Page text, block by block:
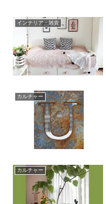
インテリア・雑貨
カルチャー
カルチャー